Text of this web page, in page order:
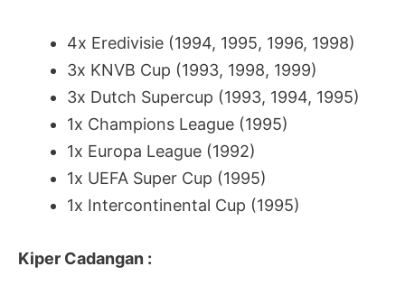
4x Eredivisie (1994, 1995, 1996, 1998)
3x KNVB Cup (1993, 1998, 1999)
3x Dutch Supercup (1993, 1994, 1995)
1x Champions League (1995)
1x Europa League (1992)
1x UEFA Super Cup (1995)
1x Intercontinental Cup (1995)
Kiper Cadangan :